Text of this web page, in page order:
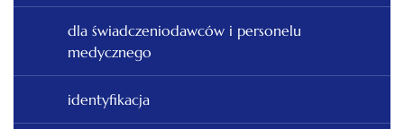
dla świadczeniodawców i personelu
medycznego
identyfikacja